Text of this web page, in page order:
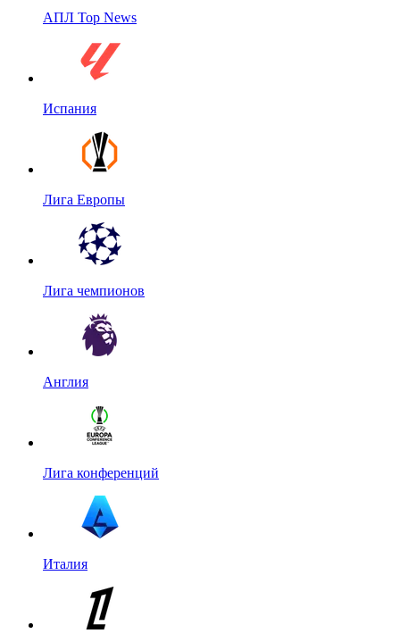
АПЛ Top News
Испания
Лига Европы
Лига чемпионов
Англия
Лига конференций
Италия